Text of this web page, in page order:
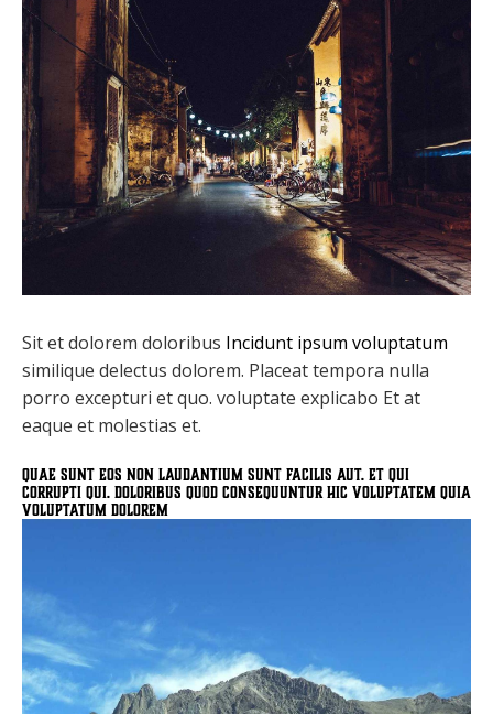
Sit et dolorem doloribus Incidunt ipsum voluptatum
similique delectus dolorem. Placeat tempora nulla
porro excepturi et quo. voluptate explicabo Et at
eaque et molestias et.
Quae sunt eos non laudantium sunt facilis aut. Et qui
corrupti qui. Doloribus quod consequuntur hic voluptatem quia
voluptatum dolorem